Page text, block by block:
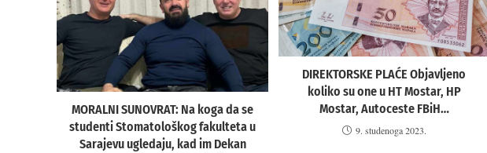
MORALNI SUNOVRAT: Na koga da se
studenti Stomatološkog fakulteta u
Sarajevu ugledaju, kad im Dekan
DIREKTORSKE PLAĆE Objavljeno
koliko su one u HT Mostar, HP
Mostar, Autoceste FBiH…
9. studenoga 2023.